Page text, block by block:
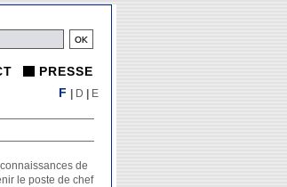
PRESSE
de
le poste de chef
F D E